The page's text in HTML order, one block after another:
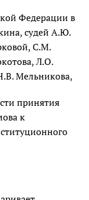
Федерации в
судей А.Ю.
С.М.
Л.О.
Мельникова,
принятия
к